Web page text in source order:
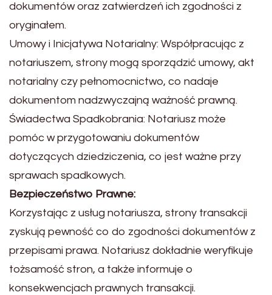
dokumentów oraz zatwierdzeń ich zgodności z
oryginałem.
Umowy i Inicjatywa Notarialny: Współpracując z
notariuszem, strony mogą sporządzić umowy, akt
notarialny czy pełnomocnictwo, co nadaje
dokumentom nadzwyczajną ważność prawną.
Świadectwa Spadkobrania: Notariusz może
pomóc w przygotowaniu dokumentów
dotyczących dziedziczenia, co jest ważne przy
sprawach spadkowych.
Bezpieczeństwo Prawne:
Korzystając z usług notariusza, strony transakcji
zyskują pewność co do zgodności dokumentów z
przepisami prawa. Notariusz dokładnie weryfikuje
tożsamość stron, a także informuje o
konsekwencjach prawnych transakcji.